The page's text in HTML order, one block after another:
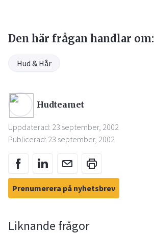
Den här frågan handlar om:
Hud & Hår
Hudteamet
Uppdaterad: 23 september, 2002
Publicerad: 23 september, 2002
Prenumerera på nyhetsbrev
Liknande frågor